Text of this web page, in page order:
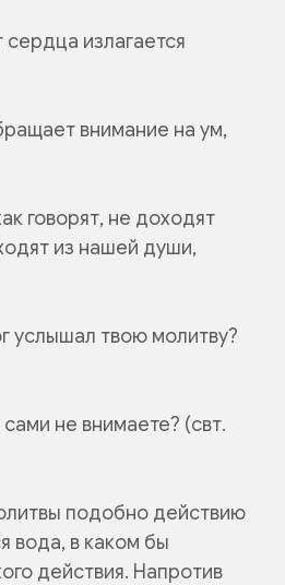
излагается
внимание на ум,
говорят, не доходят
из нашей души,
услышал твою молитву?
не внимаете? (свт.
подобно действию
вода, в каком бы
действия. Напротив